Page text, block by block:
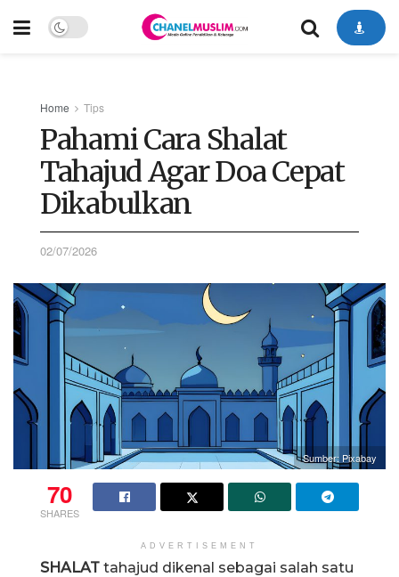
Home Tips
Pahami Cara Shalat
Tahajud Agar Doa Cepat
Dikabulkan
02/07/2026
Sumber: Pixabay
70
SHARES
ADVERTISEMENT
SHALAT tahajud dikenal sebagai salah satu